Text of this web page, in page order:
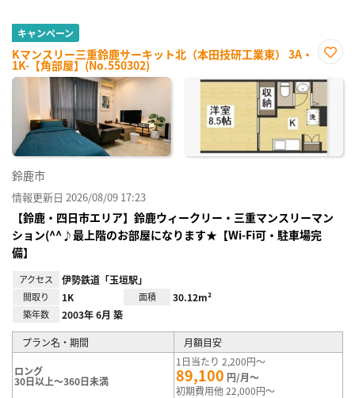
キャンペーン
Kマンスリー三重鈴鹿サーキット北（本田技研工業東） 3A・
1K-【角部屋】(No.550302)
に入
録
鈴鹿市
情報更新日 2026/08/09 17:23
【鈴鹿・四日市エリア】鈴鹿ウィークリー・三重マンスリーマン
ション(^^♪最上階のお部屋になります★【Wi-Fi可・駐車場完
備】
アクセス 伊勢鉄道「玉垣駅」
間取り 1K 面積 30.12m²
築年数 2003年 6月 築
プラン名・期間 月額目安
ロング
30日以上～360日未満
1日当たり 2,200円～
89,100 円/月～
初期費用他 22,000円～